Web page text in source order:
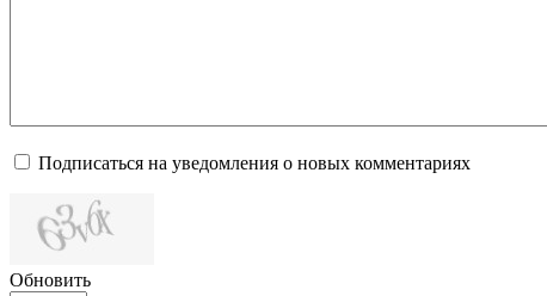
Подписаться на уведомления о новых комментариях
Обновить